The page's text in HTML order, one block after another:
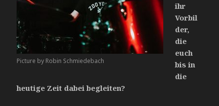
Picture by Robin Schmiedebach
ihr
Vorbil
der,
die
euch
bis in
die
heutige Zeit dabei begleiten?